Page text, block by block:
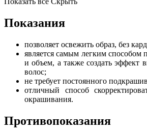
Показания
позволяет освежить образ, без
является самым легким способом
и объем, а также создать эффект
волос;
не требует постоянного
отличный способ
окрашивания.
Противопоказания